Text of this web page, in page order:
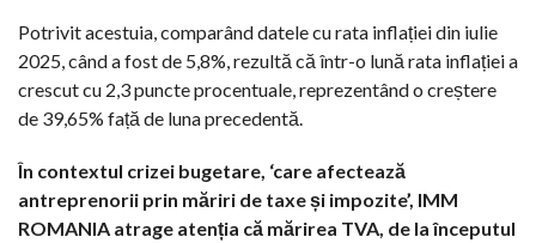
Potrivit acestuia, comparând datele cu rata inflației din iulie
2025, când a fost de 5,8%, rezultă că într-o lună rata inflației a
crescut cu 2,3 puncte procentuale, reprezentând o creștere
de 39,65% față de luna precedentă.
În contextul crizei bugetare, ‘care afectează
antreprenorii prin măriri de taxe și impozite’, IMM
ROMANIA atrage atenția că mărirea TVA, de la începutul